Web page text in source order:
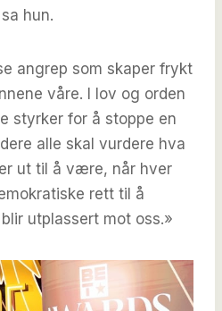
hun.
angrep som skaper frykt
våre. I lov og orden
styrker for å stoppe en
alle skal vurdere hva
ut til å være, når hver
rett til å
utplassert mot oss.»